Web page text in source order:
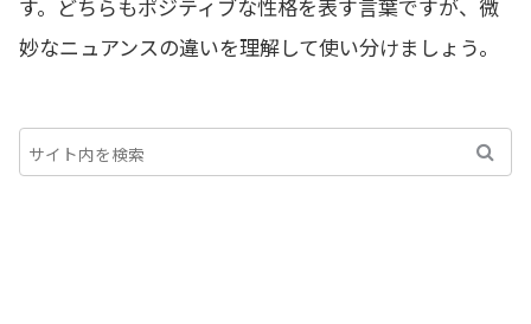
す。どちらもポジティブな性格を表す言葉ですが、微
妙なニュアンスの違いを理解して使い分けましょう。